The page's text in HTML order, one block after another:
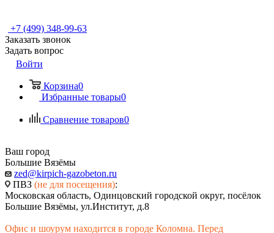
+7 (499) 348-99-63
Заказать звонок
Задать вопрос
Войти
Корзина0
Избранные товары0
Сравнение товаров0
Ваш город
Большие Вязёмы
zed@kirpich-gazobeton.ru
ПВЗ (не для посещения):
Московская область, Одинцовский городской округ, посёлок
Большие Вязёмы, ул.Институт, д.8
Офис и шоурум находится в городе Коломна. Перед